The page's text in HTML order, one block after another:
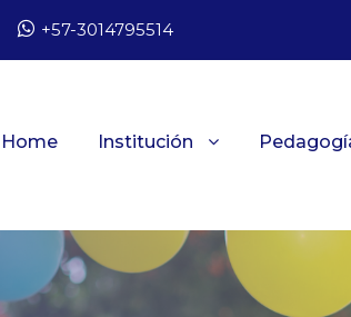
+57-3014795514
Home Institución